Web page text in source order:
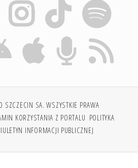
SA. WSZYSTKIE PRAWA
KORZYSTANIA Z PORTALU POLITYKA
INFORMACJI PUBLICZNEJ